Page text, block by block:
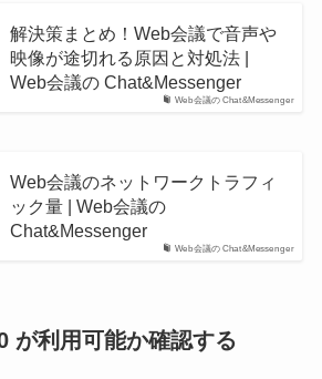
Web会議の Chat&Messenger
解決策まとめ！Web会議で音声や
映像が途切れる原因と対処法 |
Web会議の Chat&Messenger
Web会議の Chat&Messenger
Web会議のネットワークトラフィ
ック量 | Web会議の
Chat&Messenger
が利用可能か確認する